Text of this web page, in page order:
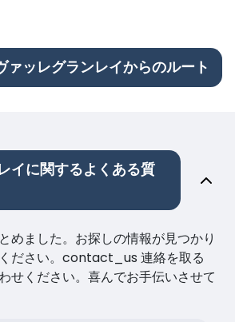
ァッレグランレイからのルート
イに関するよくある質
めました。お探しの情報が見つかり
ださい。contact_us 連絡を取る
せください。喜んでお手伝いさせて